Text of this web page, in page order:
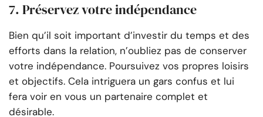
7. Préservez votre indépendance
Bien qu’il soit important d’investir du temps et des
efforts dans la relation, n’oubliez pas de conserver
votre indépendance. Poursuivez vos propres loisirs
et objectifs. Cela intriguera un gars confus et lui
fera voir en vous un partenaire complet et
désirable.